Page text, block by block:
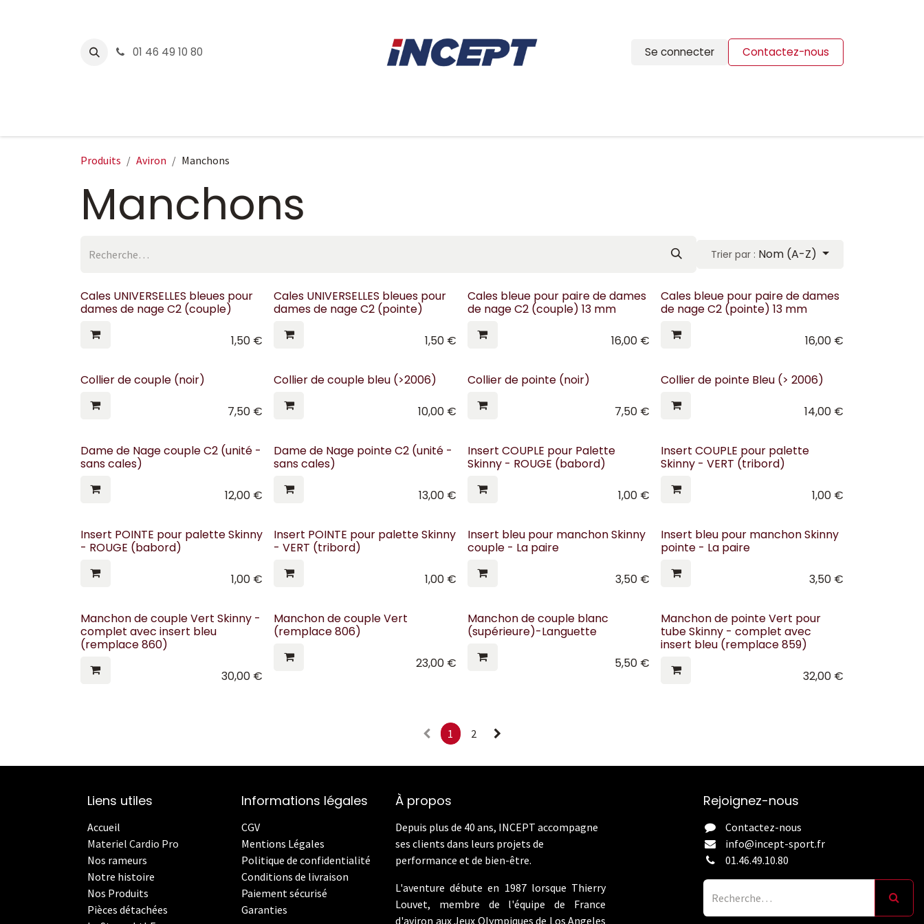
01 46 49 10 80 Se connecter Contactez-nous
Produits Aviron Manchons
Manchons
Trier par : Nom (A-Z)
Cales UNIVERSELLES bleues pour
dames de nage C2 (couple)
1,50 €
Cales UNIVERSELLES bleues pour
dames de nage C2 (pointe)
1,50€
Cales bleue pour paire de dames
de nage C2 (couple) 13 mm
16,00 €
Cales bleue pour paire de dames
de nage C2 (pointe) 13 mm
16,00€
Collier de couple (noir)
7,50 €
Collier de couple bleu (>2006)
10,00€
Collier de pointe (noir)
7,50 €
Collier de pointe Bleu (> 2006)
14,00€
Dame de Nage couple C2 (unité -
sans cales)
12,00 €
Dame de Nage pointe C2 (unité -
sans cales)
13,00€
Insert COUPLE pour Palette
Skinny - ROUGE (babord)
1,00 €
Insert COUPLE pour palette
Skinny - VERT (tribord)
1,00€
Insert POINTE pour palette Skinny
- ROUGE (babord)
1,00 €
Insert POINTE pour palette Skinny
- VERT (tribord)
1,00€
Insert bleu pour manchon Skinny
couple - La paire
3,50 €
Insert bleu pour manchon Skinny
pointe - La paire
3,50€
Manchon de couple Vert Skinny -
complet avec insert bleu
(remplace 860)
30,00 €
Manchon de couple Vert
(remplace 806)
23,00€
Manchon de couple blanc
(supérieure)-Languette
5,50 €
Manchon de pointe Vert pour
tube Skinny - complet avec
insert bleu (remplace 859)
32,00€
1 2
Liens utiles
Accueil
Materiel Cardio Pro
Nos rameurs
Notre histoire
Nos Produits
Pièces détachées
Informations légales
CGV
Mentions Légales
Politique de confidentialité
Conditions de livraison
Paiement sécurisé
Garanties
À propos
Depuis plus de 40 ans, INCEPT accompagne
ses clients dans leurs projets de
performance et de bien-être.
L'aventure débute en 1987 lorsque Thierry
Louvet, membre de l'équipe de France
d'aviron aux Jeux Olympiques de Los Angeles
Rejoignez-nous
Contactez-nous
info@incept-sport.fr
01.46.49.10.80